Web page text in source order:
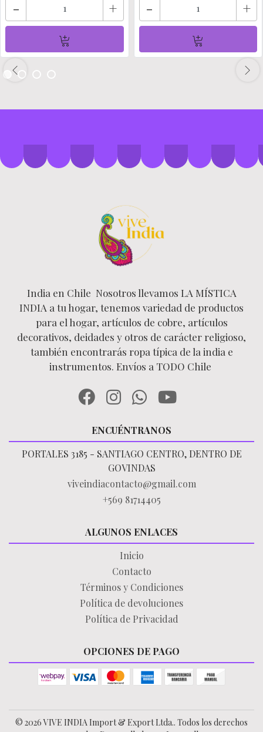
- + - +
India en Chile Nosotros llevamos LA MÍSTICA
INDIA a tu hogar, tenemos variedad de productos
para el hogar, artículos de cobre, artículos
decorativos, deidades y otros de carácter religioso,
también encontrarás ropa típica de la india e
instrumentos. Envíos a TODO Chile
ENCUÉNTRANOS
PORTALES 3185 - SANTIAGO CENTRO, DENTRO DE
GOVINDAS
viveindiacontacto@gmail.com
+569 81714405
ALGUNOS ENLACES
Inicio
Contacto
Términos y Condiciones
Política de devoluciones
Política de Privacidad
OPCIONES DE PAGO
© 2026 VIVE INDIA Import & Export Ltda.. Todos los derechos